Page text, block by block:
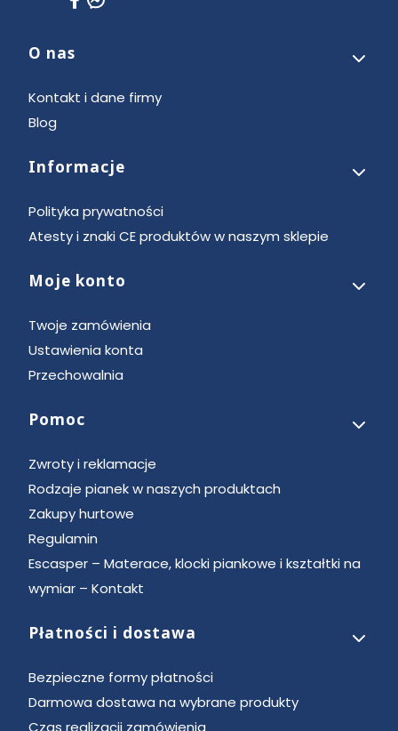
Linki w stopce
O nas
Kontakt i dane firmy
Blog
Informacje
Polityka prywatności
Atesty i znaki CE produktów w naszym sklepie
Moje konto
Twoje zamówienia
Ustawienia konta
Przechowalnia
Pomoc
Zwroty i reklamacje
Rodzaje pianek w naszych produktach
Zakupy hurtowe
Regulamin
Escasper – Materace, klocki piankowe i kształtki na
wymiar – Kontakt
Płatności i dostawa
Bezpieczne formy płatności
Darmowa dostawa na wybrane produkty
Czas realizacji zamówienia